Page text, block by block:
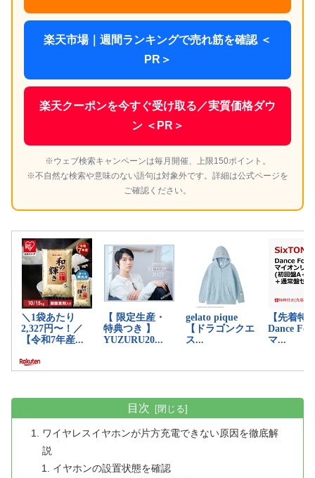
楽天市場｜週間ランキングで売れ筋を確認 ＜
PR＞
楽天クーポンを今すぐ受け取る／実質価格ダウ
ン ＜PR＞
※ウェブ検索キャンペーンは毎月開催、上限150ポイント。
※不自然な検索や意味のない語句は対象外です。詳細は公式ページを
ご確認ください。
目次
ワイヤレスイヤホンが片方充電できない原因を徹底解
説
イヤホンの設置状態を確認